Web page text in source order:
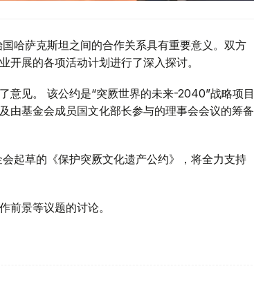
哈萨克斯坦之间的合作关系具有重要意义。双方
展的各项活动计划进行了深入探讨。
意见。 该公约是“突厥世界的未来-2040”战略项目
由基金会成员国文化部长参与的理事会会议的筹备
起草的《保护突厥文化遗产公约》，将全力支持
前景等议题的讨论。